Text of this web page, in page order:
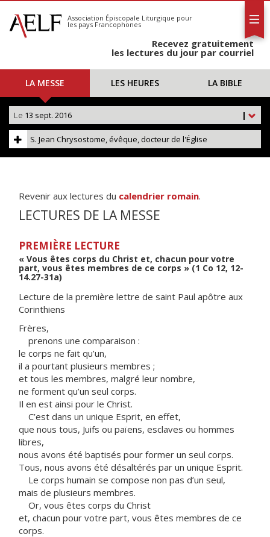
S'abonner
Calendrier
Association Épiscopale Liturgique pour
les pays Francophones
Recevez gratuitement
les lectures du jour par courriel
LA MESSE LES HEURES LA BIBLE
|
Le 13 sept. 2016
S. Jean Chrysostome, évêque, docteur de l'Église
Revenir aux lectures du calendrier romain.
LECTURES DE LA MESSE
PREMIÈRE LECTURE
« Vous êtes corps du Christ et, chacun pour votre
part, vous êtes membres de ce corps » (1 Co 12, 12-
14.27-31a)
Lecture de la première lettre de saint Paul apôtre aux
Corinthiens
Frères,
prenons une comparaison :
le corps ne fait qu’un,
il a pourtant plusieurs membres ;
et tous les membres, malgré leur nombre,
ne forment qu’un seul corps.
Il en est ainsi pour le Christ.
C’est dans un unique Esprit, en effet,
que nous tous, Juifs ou païens, esclaves ou hommes
libres,
nous avons été baptisés pour former un seul corps.
Tous, nous avons été désaltérés par un unique Esprit.
Le corps humain se compose non pas d’un seul,
mais de plusieurs membres.
Or, vous êtes corps du Christ
et, chacun pour votre part, vous êtes membres de ce
corps.